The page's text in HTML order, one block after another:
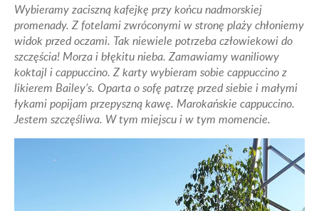
Wybieramy zaciszną kafejkę przy końcu nadmorskiej
promenady. Z fotelami zwróconymi w stronę plaży chłoniemy
widok przed oczami. Tak niewiele potrzeba człowiekowi do
szczęścia! Morza i błękitu nieba. Zamawiamy waniliowy
koktajl i cappuccino. Z karty wybieram sobie cappuccino z
likierem Bailey’s. Oparta o sofę patrzę przed siebie i małymi
łykami popijam przepyszną kawę. Marokańskie cappuccino.
Jestem szczęśliwa. W tym miejscu i w tym momencie.